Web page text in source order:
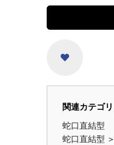
関連カテゴリ
蛇口直結型
蛇口直結型 ＞